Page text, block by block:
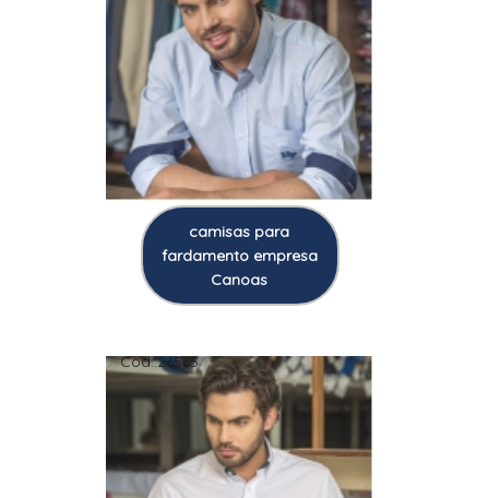
camisas para
fardamento empresa
Canoas
Cod.:26565